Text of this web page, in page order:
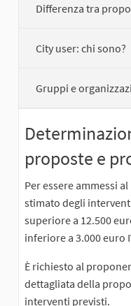
Differenza tra
City user: chi sono?
Gruppi e
proposte e
Per essere ammessi
stimato degli
superiore a 12.500
inferiore a 3.000 euro
È richiesto al
dettagliata della
interventi previsti.